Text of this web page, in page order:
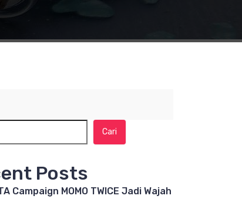
Cari
Posts
Campaign MOMO TWICE Jadi Wajah